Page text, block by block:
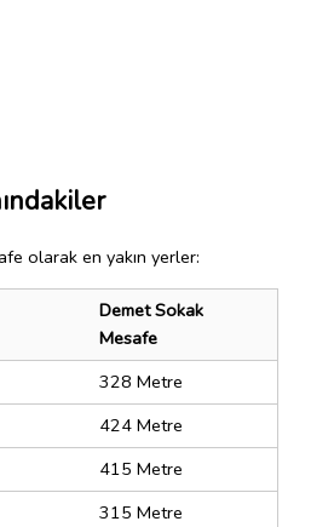
olarak en yakın yerler:
Demet Sokak
Mesafe
328 Metre
424 Metre
415 Metre
315 Metre